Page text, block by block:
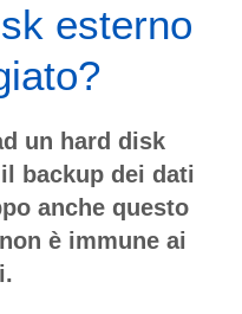
esterno
un hard disk
backup dei dati
anche questo
è immune ai